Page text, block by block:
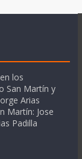
los
San Martín y
Arias
Martín: Jose
Padilla